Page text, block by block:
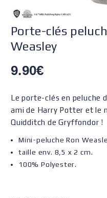
Porte-clés
Weasley
9.90€
Le porte-clés en peluche
ami de Harry Potter et le
Quidditch de Gryffondor !
Mini-peluche Ron
taille env. 8,5 x 2 cm.
100% Polyester.